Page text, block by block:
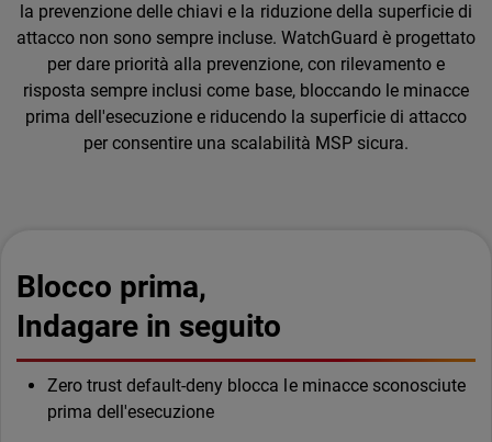
la prevenzione delle chiavi e la riduzione della superficie di
attacco non sono sempre incluse. WatchGuard è progettato
per dare priorità alla prevenzione, con rilevamento e
risposta sempre inclusi come base, bloccando le minacce
prima dell'esecuzione e riducendo la superficie di attacco
per consentire una scalabilità MSP sicura.
Blocco prima,
Indagare in seguito
Zero trust default-deny blocca le minacce sconosciute
prima dell'esecuzione